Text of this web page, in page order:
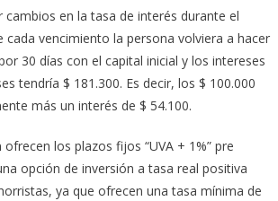
cambios en la tasa de interés durante el
vencimiento la persona volviera a hacer
30 días con el capital inicial y los intereses
tendría $ 181.300. Es decir, los $ 100.000
más un interés de $ 54.100.
los plazos fijos “UVA + 1%” pre
opción de inversión a tasa real positiva
ya que ofrecen una tasa mínima de